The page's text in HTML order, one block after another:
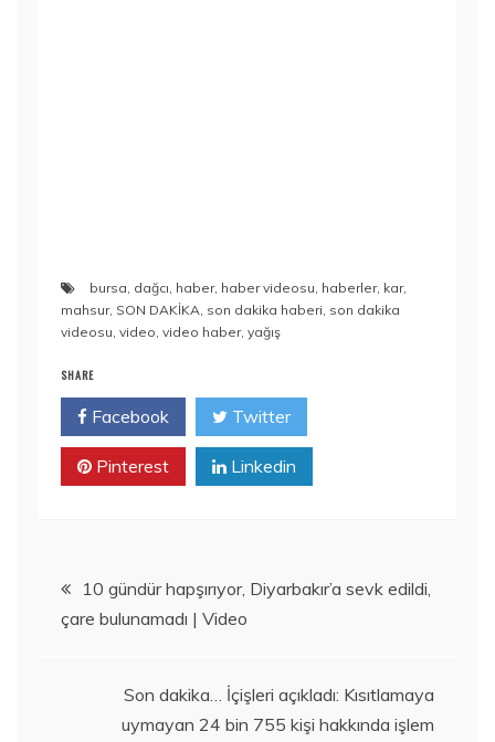
bursa dağcı haber, haber videosu haberler, kar,
mahsur, SON DAKİKA son dakika haberi son dakika
videosu video video haber, yağış
SHARE
Facebook Twitter
Pinterest Linkedin
Yazı
gezinmesi
10 gündür hapşırıyor, Diyarbakır’a sevk edildi,
çare bulunamadı | Video
Son dakika… İçişleri açıkladı: Kısıtlamaya
uymayan 24 bin 755 kişi hakkında işlem